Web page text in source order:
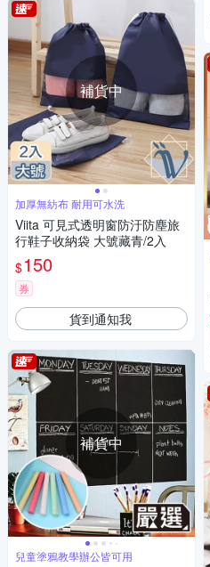
補貨中
加厚無紡布 耐用可水洗
Viita 可見式透明窗防汙防塵旅
行鞋子收納袋 大號藏青/2入
$150
券
貨到通知我
補貨中
兒童塗鴉教學辦公皆可用